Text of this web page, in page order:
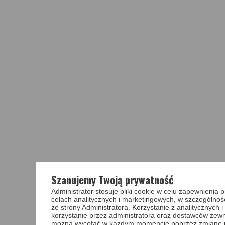
Szanujemy Twoją prywatność
Administrator stosuje pliki cookie w celu zapewnienia
celach analitycznych i marketingowych, w
ze strony Administratora. Korzystanie z analitycznych
korzystanie przez administratora oraz dostawców
można wycofać w każdym momencie poprzez